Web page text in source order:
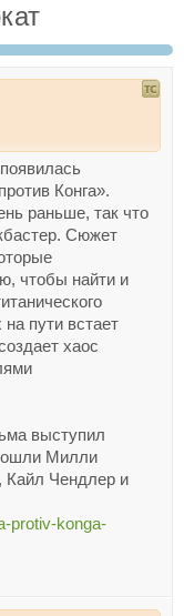
Конга».
раньше, так что
Сюжет
чтобы найти и
пути встает
хаос
выступил
Милли
Кайл Чендлер и
protiv-konga-